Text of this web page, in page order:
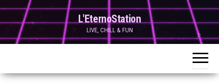
Skip
to
content
L'EternoStation
LIVE, CHILL & FUN